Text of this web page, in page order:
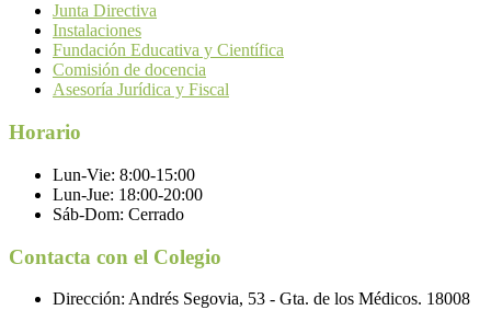
Junta Directiva
Instalaciones
Fundación Educativa y Científica
Comisión de docencia
Asesoría Jurídica y Fiscal
Horario
Lun-Vie: 8:00-15:00
Lun-Jue: 18:00-20:00
Sáb-Dom: Cerrado
Contacta con el Colegio
Dirección: Andrés Segovia, 53 - Gta. de los Médicos. 18008